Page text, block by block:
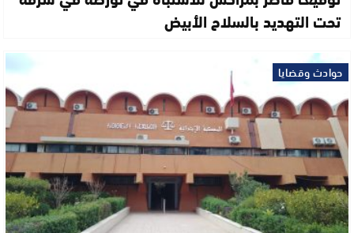
تحت التهديد بالسلاح الأبيض
حوادث وقضايا